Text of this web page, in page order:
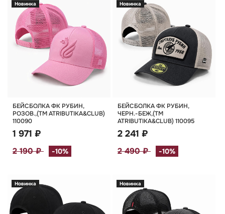
Новинка
БЕЙСБОЛКА ФК РУБИН,
РОЗОВ.,(TM ATRIBUTIKA&CLUB)
110090
1 971 ₽
2 190 ₽ -10%
Новинка
БЕЙСБОЛКА ФК РУБИН,
ЧЕРН.-БЕЖ,(TM
ATRIBUTIKA&CLUB) 110095
2 241 ₽
2 490 ₽ -10%
Новинка Новинка